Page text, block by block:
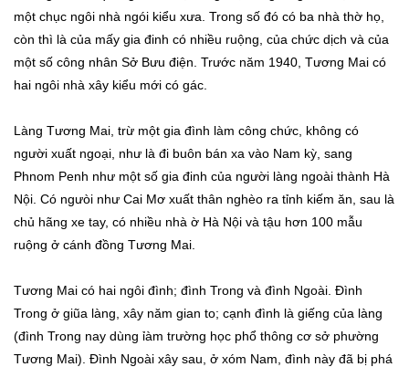
một chục ngôi nhà ngói kiểu xưa. Trong số đó có ba nhà thờ họ,
còn thì là của mấy gia đinh có nhiều ruộng, của chức dịch và của
một số công nhân Sở Bưu điện. Trước năm 1940, Tương Mai có
hai ngôi nhà xây kiểu mới có gác.
Làng Tương Mai, trừ một gia đình làm công chức, không có
người xuất ngoại, như là đi buôn bán xa vào Nam kỳ, sang
Phnom Penh như một số gia đinh của người làng ngoài thành Hà
Nội. Có ngưòi như Cai Mơ xuất thân nghèo ra tỉnh kiếm ăn, sau là
chủ hãng xe tay, có nhiều nhà ờ Hà Nội và tậu hơn 100 mẫu
ruộng ở cánh đồng Tương Mai.
Tương Mai có hai ngôi đình; đình Trong và đình Ngoài. Đình
Trong ở giũa làng, xây năm gian to; cạnh đình là giếng của làng
(đình Trong nay dùng ỉàm trường học phổ thông cơ sở phường
Tương Mai). Đình Ngoài xây sau, ở xóm Nam, đình này đã bị phá